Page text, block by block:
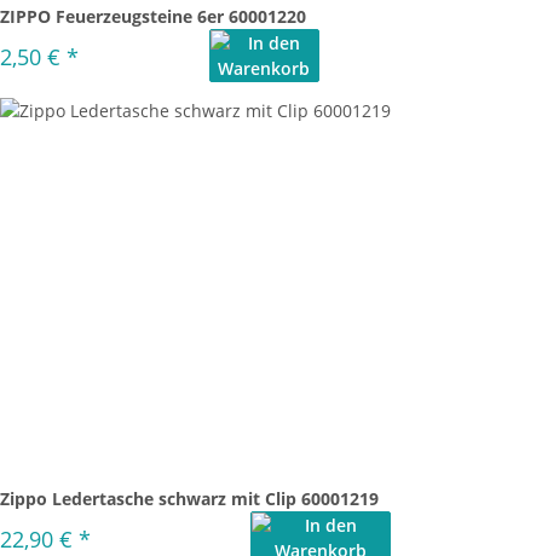
ZIPPO Feuerzeugsteine 6er 60001220
2,50 € *
Zippo Ledertasche schwarz mit Clip 60001219
22,90 € *